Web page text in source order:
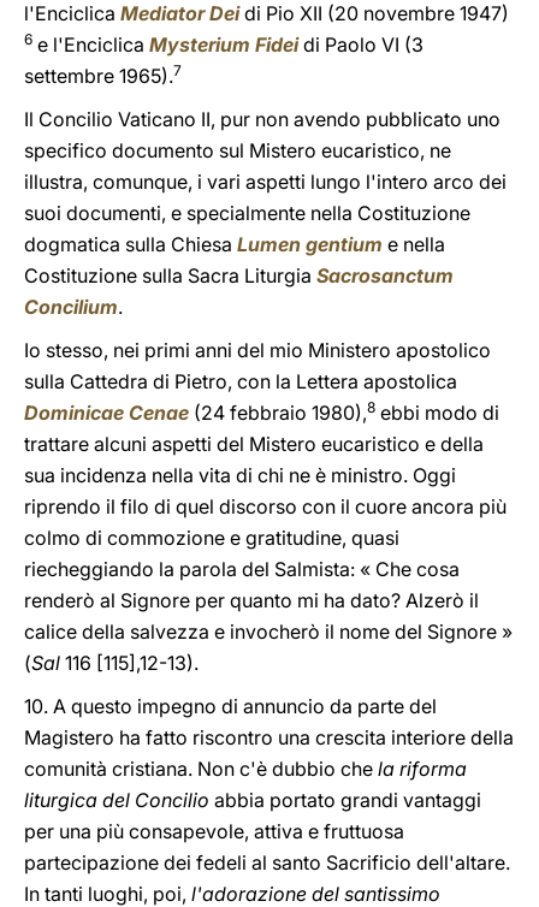
l'Enciclica Mediator Dei di Pio XII (20 novembre 1947)
6 e l'Enciclica Mysterium Fideidi Paolo VI (3
settembre 1965).7
Il Concilio Vaticano II, pur non avendo pubblicato uno
specifico documento sul Mistero eucaristico, ne
illustra, comunque, i vari aspetti lungo l'intero arco dei
suoi documenti, e specialmente nella Costituzione
dogmatica sulla Chiesa Lumen gentium e nella
Costituzione sulla Sacra Liturgia Sacrosanctum
Concilium.
Io stesso, nei primi anni del mio Ministero apostolico
sulla Cattedra di Pietro, con la Lettera apostolica
Dominicae Cenae (24 febbraio 1980),8 ebbi modo di
trattare alcuni aspetti del Mistero eucaristico e della
sua incidenza nella vita di chi ne è ministro. Oggi
riprendo il filo di quel discorso con il cuore ancora più
colmo di commozione e gratitudine, quasi
riecheggiando la parola del Salmista: « Che cosa
renderò al Signore per quanto mi ha dato? Alzerò il
calice della salvezza e invocherò il nome del Signore »
(Sal 116 [115],12-13).
10. A questo impegno di annuncio da parte del
Magistero ha fatto riscontro una crescita interiore della
comunità cristiana. Non c'è dubbio che la riforma
liturgica del Concilio abbia portato grandi vantaggi
per una più consapevole, attiva e fruttuosa
partecipazione dei fedeli al santo Sacrificio dell'altare.
In tanti luoghi, poi, l'adorazione del santissimo